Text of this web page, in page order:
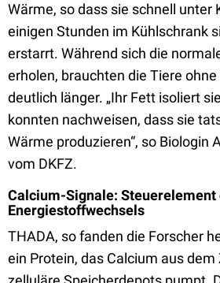
Wärme, so dass sie schnell unter
einigen Stunden im Kühlschrank
erstarrt. Während sich die
erholen, brauchten die Tiere
deutlich länger. „Ihr Fett isoliert
konnten nachweisen, dass sie
Wärme produzieren“, so Biologin
vom DKFZ.
Calcium-Signale: Steuerelement
Energiestoffwechsels
THADA, so fanden die Forscher
ein Protein, das Calcium aus dem